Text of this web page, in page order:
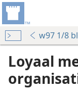
w97 1/8
Loyaal